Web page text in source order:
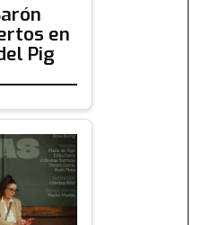
en
Pig